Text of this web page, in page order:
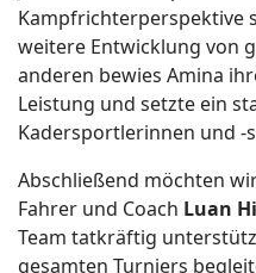
Kampfrichterperspektive
weitere Entwicklung von
anderen bewies Amina
Leistung und setzte ein
Kadersportlerinnen und -
Abschließend möchten
Fahrer und Coach Luan
Team tatkräftig
gesamten Turniers